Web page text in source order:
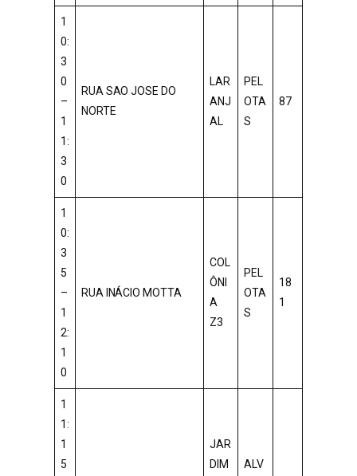
1
0:
3
0
–
1
1:
3
0
RUA SAO JOSE DO
NORTE
LAR
ANJ
AL
PEL
OTA
S
87
1
0:
3
5
–
1
2:
1
0
RUA INÁCIO MOTTA
COL
ÔNI
A
Z3
PEL
OTA
S
18
1
1
1:
1
5
JAR
DIM
ALV